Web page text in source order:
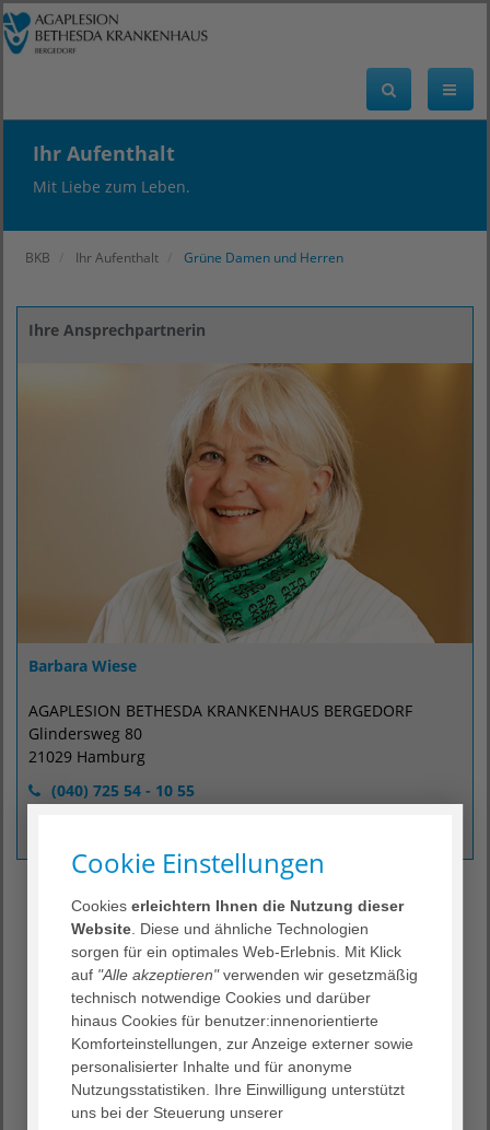
Ihr Aufenthalt
Mit Liebe zum Leben.
BKB Ihr Aufenthalt Grüne Damen und Herren
Ihre Ansprechpartnerin
Barbara Wiese
AGAPLESION BETHESDA KRANKENHAUS BERGEDORF
Glindersweg 80
21029 Hamburg
(040) 725 54 - 10 55
Zuhören und Begleiten: Grüne
Damen und Herren
Die "Grünen Damen und Herren" sind ein Team von
ehrenamtlichen Mitarbeiter:innen, die den Patient:innen
während ihres Aufenthaltes im Krankenhaus mit
Zuwendung zur Seite stehen. Leicht zu erkennen sind sie
am grün-weißen Kittel.
Die "Grünen Damen und Herren" nehmen sich Zeit für
Patient:innen und auch Angehörige! Sie nehmen
Cookie Einstellungen
Cookieserleichtern Ihnen die Nutzung dieser
Website . Diese und ähnliche Technologien
sorgen für ein optimales Web-Erlebnis. Mit Klick
auf "Alle akzeptieren"verwenden wir gesetzmäßig
technisch notwendige Cookies und darüber
hinaus Cookies für benutzer:innenorientierte
Komforteinstellungen, zur Anzeige externer sowie
personalisierter Inhalte und für anonyme
Nutzungsstatistiken. Ihre Einwilligung unterstützt
uns bei der Steuerung unserer